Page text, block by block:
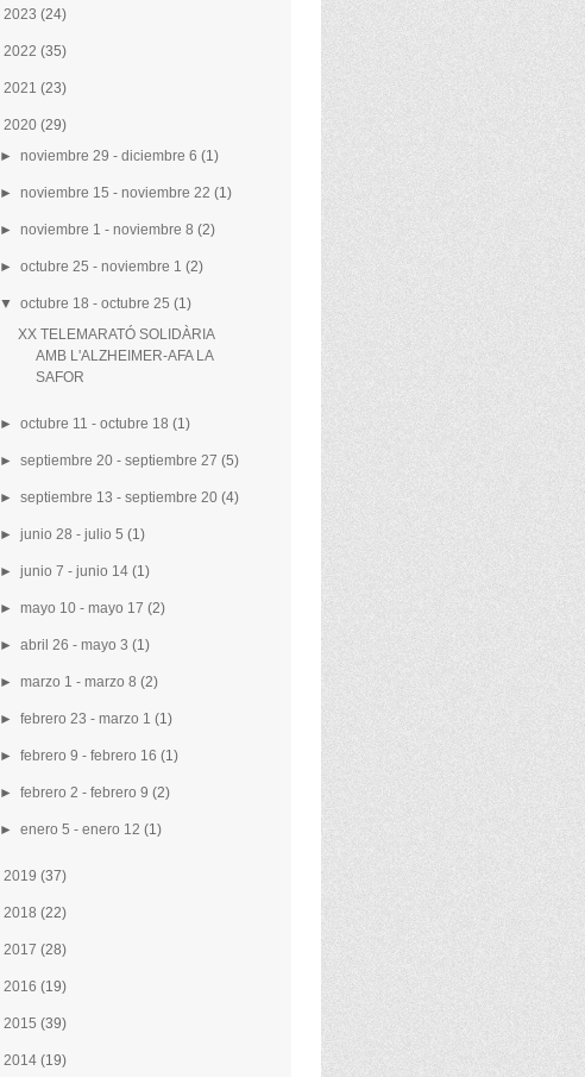
2023 (24)
2022 (35)
2021 (23)
2020 (29)
►noviembre 29 - diciembre 6(1)
►noviembre 15 - noviembre 22(1)
►noviembre 1 - noviembre 8(2)
►octubre 25 - noviembre 1(2)
▼octubre 18 - octubre 25(1)
XX TELEMARATÓ SOLIDÀRIA
AMB L'ALZHEIMER-AFA LA
SAFOR
►octubre 11 - octubre 18(1)
►septiembre 20 - septiembre 27(5)
►septiembre 13 - septiembre 20(4)
►junio 28 - julio 5(1)
►junio 7 - junio 14(1)
►mayo 10 - mayo 17(2)
►abril 26 - mayo 3(1)
►marzo 1 - marzo 8(2)
►febrero 23 - marzo 1(1)
►febrero 9 - febrero 16(1)
►febrero 2 - febrero 9(2)
►enero 5 - enero 12(1)
2019 (37)
2018 (22)
2017 (28)
2016 (19)
2015 (39)
2014 (19)